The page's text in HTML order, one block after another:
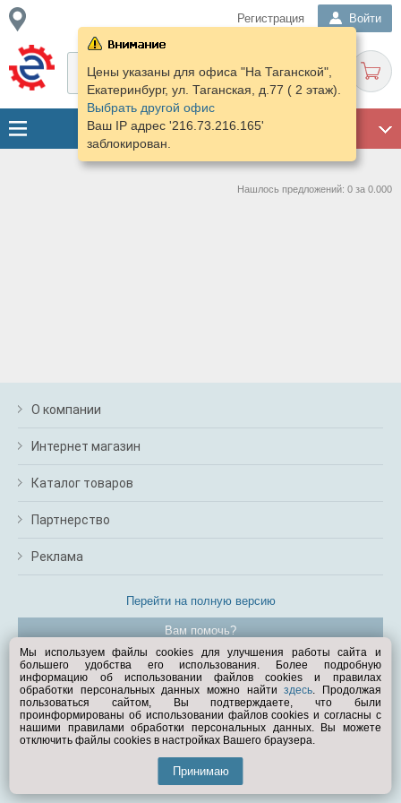
Регистрация Войти
Цены указаны для офиса "На Таганской",
Екатеринбург, ул. Таганская, д.77 ( 2 этаж).
Выбрать другой офис
Ваш IP адрес '216.73.216.165'
заблокирован.
Нашлось предложений: 0 за 0.000
О компании
Интернет магазин
Каталог товаров
Партнерство
Реклама
Перейти на полную версию
Вам помочь?
© Exist.ru 1998—2026
Мы используем файлы cookies для улучшения работы сайта и
большего удобства его использования. Более подробную
информацию об использовании файлов cookies и правилах
обработки персональных данных можно найтиздесь. Продолжая
пользоваться сайтом, Вы подтверждаете, что были
проинформированы об использовании файлов cookies и согласны с
нашими правилами обработки персональных данных. Вы можете
отключить файлы cookies в настройках Вашего браузера.
Принимаю